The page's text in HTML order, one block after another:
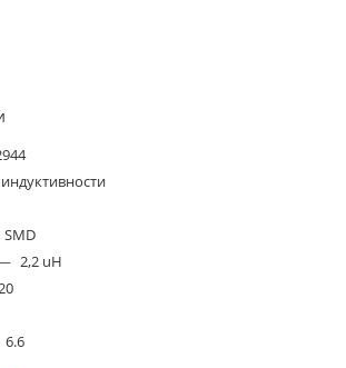
SMD
2,2 uH
20
6.6